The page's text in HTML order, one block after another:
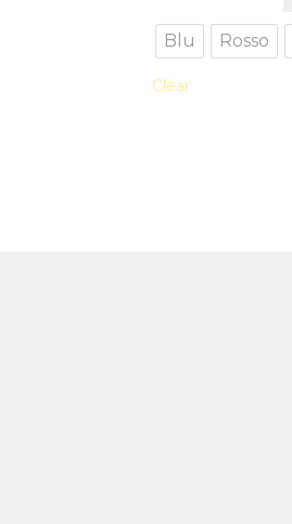
Blu Rosso
Clear